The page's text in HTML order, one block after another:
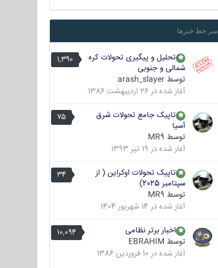
سر خط خبرها
1,390
تحلیل و پیگیری تحولات کره
شمالی و جنوبی
توسط arash_slayer
آغاز شده در 26 اردیبهشت 1386
75
تاپیک جامع تحولات شرق
آسیا
توسط MR9
آغاز شده در 19 تیر 1393
34
تاپیک تحولات اوکراین ( از
سپتامبر 2025)
توسط MR9
آغاز شده در 14 شهریور 1404
10,094
اخبار برتر نظامی
توسط EBRAHIM
آغاز شده در 10 فروردین 1386